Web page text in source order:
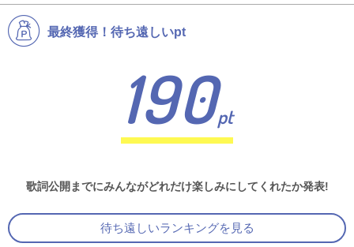
最終獲得！待ち遠しいpt
190pt
歌詞公開までにみんながどれだけ楽しみにしてくれたか発表!
待ち遠しいランキングを見る